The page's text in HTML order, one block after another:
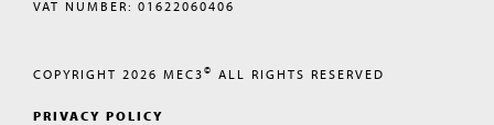
VAT NUMBER: 01622060406
COPYRIGHT 2026 MEC3© ALL RIGHTS RESERVED
PRIVACY POLICY